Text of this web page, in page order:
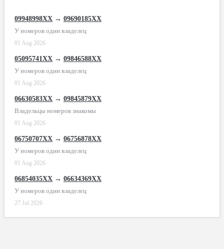
09948998XX → 09690185XX
У номеров один владелец
01 Aug 2026
05095741XX → 09846588XX
У номеров один владелец
01 Aug 2026
06630583XX → 09845879XX
Владельцы номеров знакомы
01 Aug 2026
06750707XX → 06756878XX
У номеров один владелец
01 Aug 2026
06854035XX → 06634369XX
У номеров один владелец
27 Jul 2026